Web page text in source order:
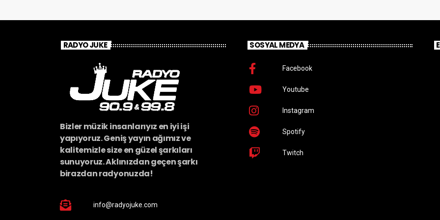
RADYO JUKE
Bizler müzik insanlarıyız en iyi işi
yapıyoruz. Geniş yayın ağımız ve
kalitemizle size en güzel şarkıları
sunuyoruz. Aklınızdan geçen şarkı
birazdan radyonuzda!
info@radyojuke.com
SOSYAL MEDYA
Facebook
Youtube
Instagram
Spotify
Twitch